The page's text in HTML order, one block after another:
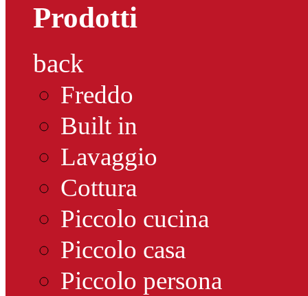
Prodotti
back
Freddo
Built in
Lavaggio
Cottura
Piccolo cucina
Piccolo casa
Piccolo persona